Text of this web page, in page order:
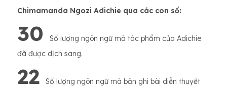
Chimamanda Ngozi Adichie qua các con số:
30
Số lượng ngôn ngữ mà tác phẩm của Adichie
đã được dịch sang.
22 Số lượng ngôn ngữ mà bản ghi bài diễn thuyết